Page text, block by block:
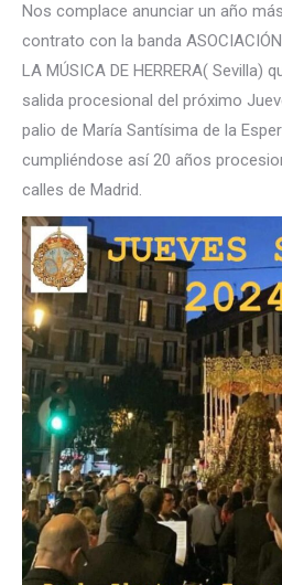
Nos complace anunciar un año
contrato con la banda ASOCIACIÓN
LA MÚSICA DE HERRERA( Sevilla)
salida procesional del próximo
palio de María Santísima de la
cumpliéndose así 20 años
calles de Madrid.